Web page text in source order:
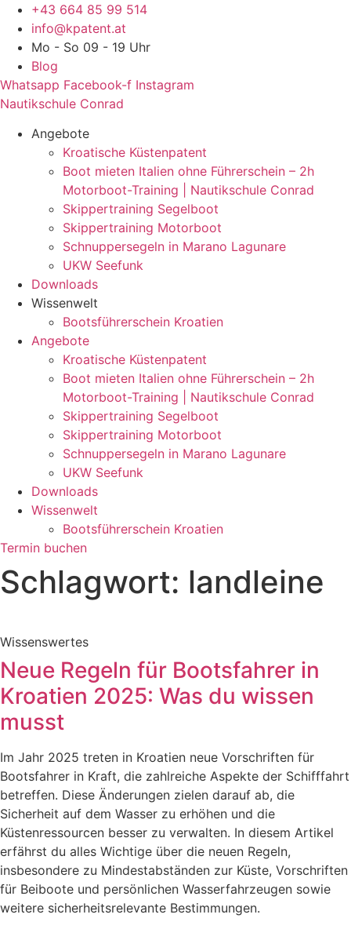
Zum
Inhalt
springen
+43 664 85 99 514
info@kpatent.at
Mo - So 09 - 19 Uhr
Blog
Whatsapp Facebook-f Instagram
Nautikschule Conrad
Angebote
Kroatische Küstenpatent
Boot mieten Italien ohne Führerschein – 2h
Motorboot-Training | Nautikschule Conrad
Skippertraining Segelboot
Skippertraining Motorboot
Schnuppersegeln in Marano Lagunare
UKW Seefunk
Downloads
Wissenwelt
Bootsführerschein Kroatien
Angebote
Kroatische Küstenpatent
Boot mieten Italien ohne Führerschein – 2h
Motorboot-Training | Nautikschule Conrad
Skippertraining Segelboot
Skippertraining Motorboot
Schnuppersegeln in Marano Lagunare
UKW Seefunk
Downloads
Wissenwelt
Bootsführerschein Kroatien
Termin buchen
Schlagwort: landleine
Wissenswertes
Neue Regeln für Bootsfahrer in
Kroatien 2025: Was du wissen
musst
Im Jahr 2025 treten in Kroatien neue Vorschriften für
Bootsfahrer in Kraft, die zahlreiche Aspekte der Schifffahrt
betreffen. Diese Änderungen zielen darauf ab, die
Sicherheit auf dem Wasser zu erhöhen und die
Küstenressourcen besser zu verwalten. In diesem Artikel
erfährst du alles Wichtige über die neuen Regeln,
insbesondere zu Mindestabständen zur Küste, Vorschriften
für Beiboote und persönlichen Wasserfahrzeugen sowie
weitere sicherheitsrelevante Bestimmungen.